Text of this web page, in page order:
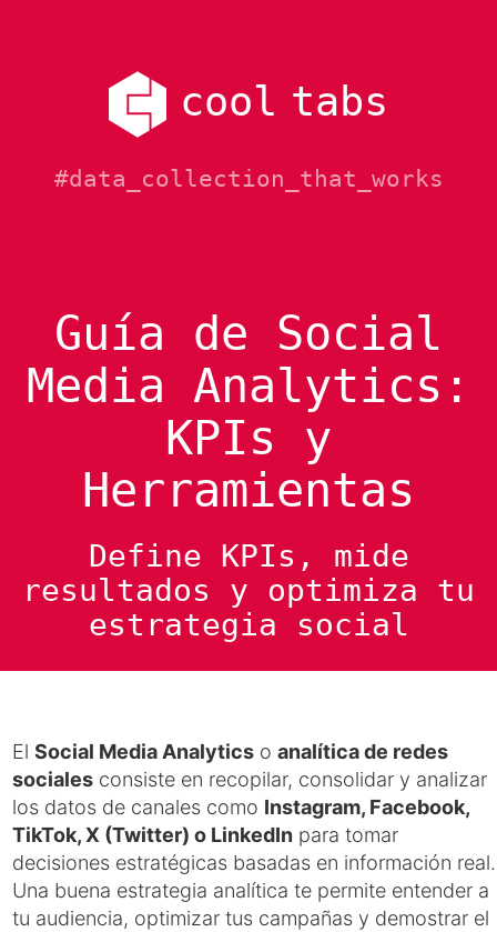
cool tabs
#data_collection_that_works
Guía de Social
Media Analytics:
KPIs y
Herramientas
Define KPIs, mide
resultados y optimiza tu
estrategia social
ElSocial Media Analytics oanalítica de redes
sociales consiste en recopilar, consolidar y analizar
los datos de canales como Instagram, Facebook,
TikTok, X (Twitter) o LinkedIn para tomar
decisiones estratégicas basadas en información real.
Una buena estrategia analítica te permite entender a
tu audiencia, optimizar tus campañas y demostrar el